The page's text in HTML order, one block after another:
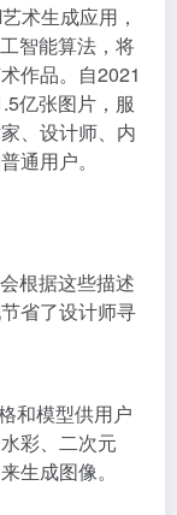
术生成应用，
智能算法，将
作品。自2021
亿张图片，服
、设计师、内
通用户。
根据这些描述
省了设计师寻
和模型供用户
彩、二次元
生成图像。